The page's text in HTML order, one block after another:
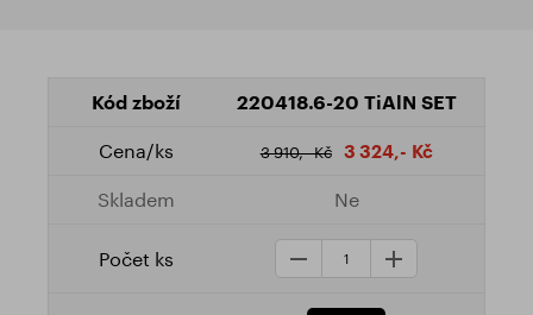
220418.6-20 TiAlN SET
3 910,- Kč 3 324,- Kč
Ne